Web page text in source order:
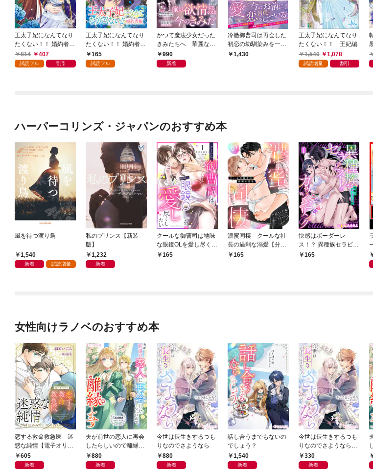
王太子妃になんてなり
たくない！！ 婚約者
編: 1【電子限定描き下
ろしマンガ付き】
814 407
試読フル 割引
王太子妃になんてなり
たくない！！ 婚約者
編 【連載版】: 1
165
試読フル
かつて魔法少女だった
きみたちへ 華麗なる
御曹司は逃げ腰彼女に
至純な蜜愛を捧ぐ【d
990
新着
冷徹御曹司は再会した
初恋の幼馴染みを一途
に熱愛する～濡れた紫
1,430
王太子妃になんてなり
たくない！！ 王妃編
1,540
1,078
試読増量 割引
ハーパーコリンズ・ジャパンのおすすめ本
風を待つ渡り鳥
1,540
新着 試読増量
私のプリンス【新装
版】
1,232
新着
クールな御曹司は地味
な眼鏡OLを愛し尽くし
たい【分冊版】 1話
165
濃蜜同棲 クールな社
長の過剰な溺愛【分冊
版】1話
165
快感はボーダーレ
ス！？ 異種族セラピス
トのとろあまカウンセ
165
女性向けラノベのおすすめ本
恋する救命救急医 迷
惑な純情【電子オリジ
ナル】
605
新着
夫が前世の恋人に再会
したらしいので離縁し
ます880
新着
今世は長生きするつも
りなのでさようなら
880
新着
話し合うまでもないの
でしょう？
1,540
新着
今世は長生きするつも
りなのでさようなら
【分冊版】1
330
新着